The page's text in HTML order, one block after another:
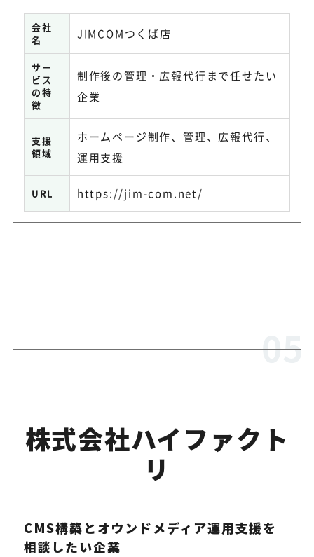
会社
名
JIMCOMつくば店
サー
ビス
の特
徴
制作後の管理・広報代行まで任せたい
企業
支援
領域
ホームページ制作、管理、広報代行、
運用支援
URL https://jim-com.net/
株式会社ハイファクト
リ
CMS構築とオウンドメディア運用支援を
相談したい企業